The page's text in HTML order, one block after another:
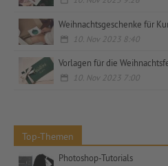
Weihnachtsgeschenke für
10. Nov 2023 8:40
Vorlagen für die
10. Nov 2023 7:00
Top-Themen
Photoshop-Tutorials